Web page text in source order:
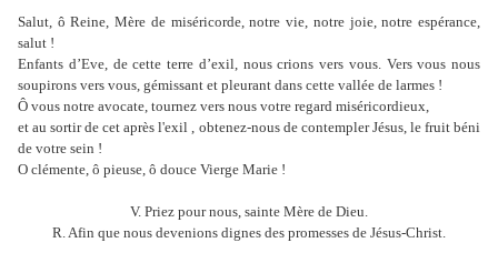
Salut, ô Reine, Mère de miséricorde, notre vie, notre joie, notre espérance,
salut !
Enfants d’Eve, de cette terre d’exil, nous crions vers vous. Vers vous nous
soupirons vers vous, gémissant et pleurant dans cette vallée de larmes !
Ô vous notre avocate, tournez vers nous votre regard miséricordieux,
et au sortir de cet après l'exil , obtenez-nous de contempler Jésus, le fruit béni
de votre sein !
O clémente, ô pieuse, ô douce Vierge Marie !
V. Priez pour nous, sainte Mère de Dieu.
R. Afin que nous devenions dignes des promesses de Jésus-Christ.